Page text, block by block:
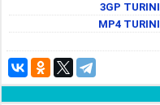
3GP
MP4